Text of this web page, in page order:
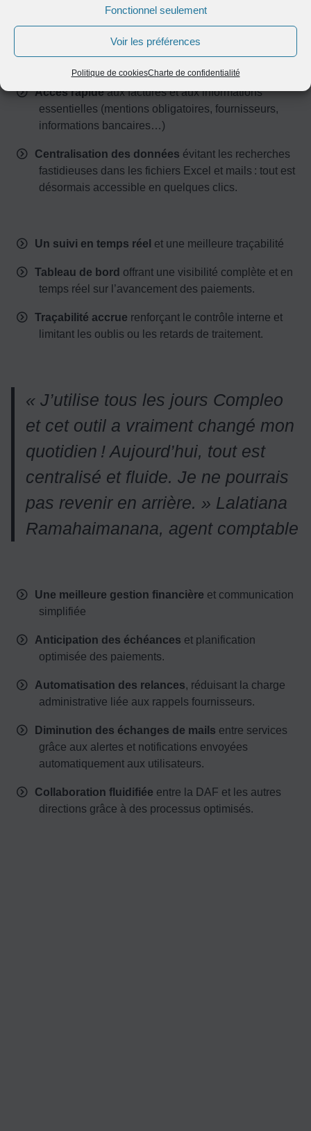
Fonctionnel seulement
Voir les préférences
Politique de cookiesCharte de confidentialité
corrections chronophages et retards.
Accès rapideaux factures et aux informations
essentielles (mentions obligatoires, fournisseurs,
informations bancaires…)
Centralisation des données évitant les recherches
fastidieuses dans les fichiers Excel et mails : tout est
désormais accessible en quelques clics.
Un suivi en temps réel et une meilleure traçabilité
Tableau de bord offrant une visibilité complète et en
temps réel sur l’avancement des paiements.
Traçabilité accrue renforçant le contrôle interne et
limitant les oublis ou les retards de traitement.
« J’utilise tous les jours Compleo
et cet outil a vraiment changé mon
quotidien ! Aujourd’hui, tout est
centralisé et fluide. Je ne pourrais
pas revenir en arrière. » Lalatiana
Ramahaimanana, agent comptable
Une meilleure gestion financière et communication
simplifiée
Anticipation des échéances et planification
optimisée des paiements.
Automatisation des relances, réduisant la charge
administrative liée aux rappels fournisseurs.
Diminution des échanges de mails entre services
grâce aux alertes et notifications envoyées
automatiquement aux utilisateurs.
Collaboration fluidifiée entre la DAF et les autres
directions grâce à des processus optimisés.